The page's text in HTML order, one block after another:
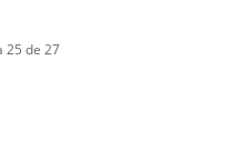
25 de 27